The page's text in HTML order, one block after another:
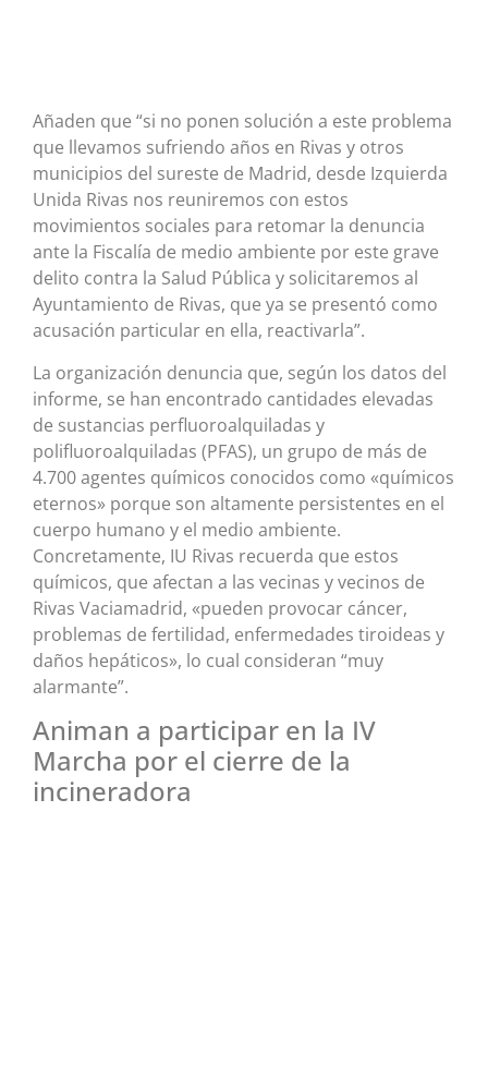
Añaden que “si no ponen solución a este problema
que llevamos sufriendo años en Rivas y otros
municipios del sureste de Madrid, desde Izquierda
Unida Rivas nos reuniremos con estos
movimientos sociales para retomar la denuncia
ante la Fiscalía de medio ambiente por este grave
delito contra la Salud Pública y solicitaremos al
Ayuntamiento de Rivas, que ya se presentó como
acusación particular en ella, reactivarla”.
La organización denuncia que, según los datos del
informe, se han encontrado cantidades elevadas
de sustancias perfluoroalquiladas y
polifluoroalquiladas (PFAS), un grupo de más de
4.700 agentes químicos conocidos como «químicos
eternos» porque son altamente persistentes en el
cuerpo humano y el medio ambiente.
Concretamente, IU Rivas recuerda que estos
químicos, que afectan a las vecinas y vecinos de
Rivas Vaciamadrid, «pueden provocar cáncer,
problemas de fertilidad, enfermedades tiroideas y
daños hepáticos», lo cual consideran “muy
alarmante”.
Animan a participar en la IV
Marcha por el cierre de la
incineradora